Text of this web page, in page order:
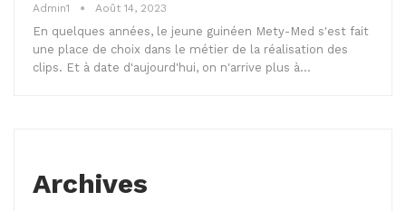
Admin1 Août 14, 2023
En quelques années, le jeune guinéen Mety-Med s'est fait
une place de choix dans le métier de la réalisation des
clips. Et à date d'aujourd'hui, on n'arrive plus à…
Archives